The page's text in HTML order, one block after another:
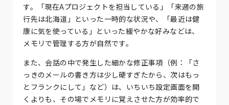
す。「現在Aプロジェクトを担当している」「来週の旅
行先は北海道」といった一時的な状況や、「最近は健
康に気を使っている」といった緩やかな好みなどは、
メモリで管理する方が自然です。
また、会話の中で発生した細かな修正事項（例：「さ
っきのメールの書き方は少し硬すぎたから、次はもっ
とフランクにして」など）は、いちいち設定画面を開
くよりも、その場でメモリに覚えさせた方が効率的で